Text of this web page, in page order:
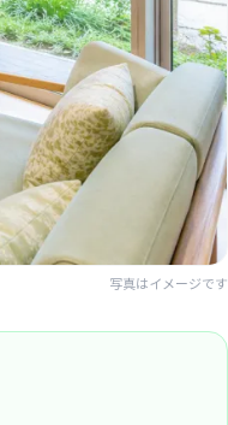
写真はイメージです